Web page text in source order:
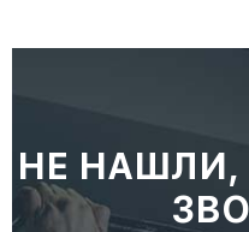
НЕ НАШЛИ,